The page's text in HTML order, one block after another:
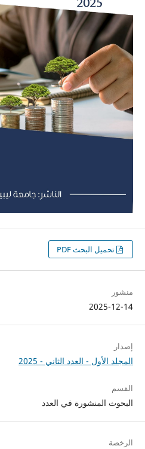
تحميل البحث PDF
منشور
2025-12-14
إصدار
المجلد الأول - العدد الثاني - 2025
القسم
البحوث المنشورة في العدد
الرخصة